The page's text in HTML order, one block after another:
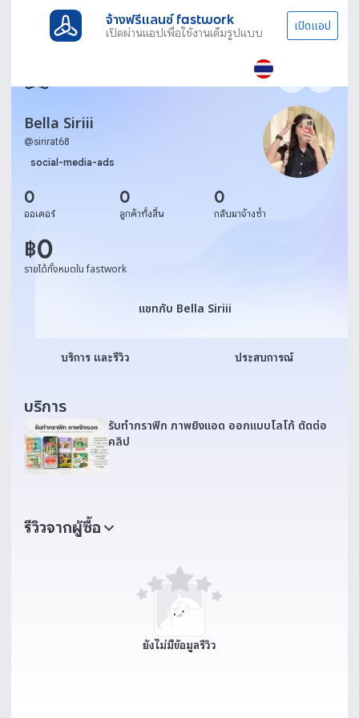
จ้างฟรีแลนซ์ fastwork
เปิดผ่านแอปเพื่อใช้งานเต็มรูปแบบ เปิดแอป
Bella Siriii
@sirirat68
social-media-ads
0
ออเดอร์
0
ลูกค้าทั้งสิ้น
0
กลับมาจ้างซ้ำ
฿0
รายได้ทั้งหมดใน fastwork
แชทกับ Bella Siriii
แชทกับ Bella Siriii
บริการ และรีวิว ประสบการณ์
บริการ
รับทำกราฟิก ภาพยิงแอด ออกแบบโลโก้ ตัดต่อ
คลิป
รีวิวจากผู้ซื้อ
ยังไม่มีข้อมูลรีวิว